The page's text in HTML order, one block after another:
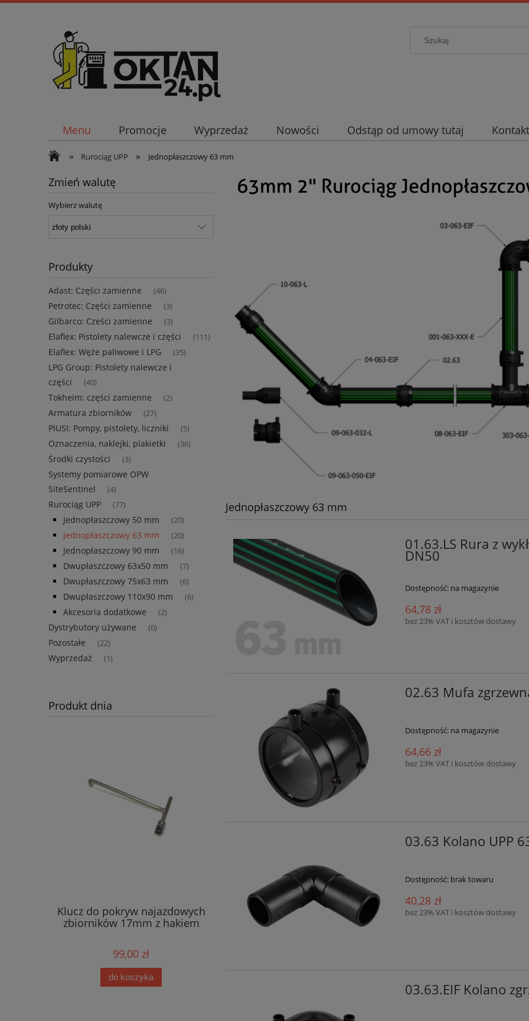
Menu Promocje Wyprzedaż Nowości Odstąp od umowy tutaj Kontakt
» Rurociąg UPP » Jednopłaszczowy 63 mm
Zmień walutę
Wybierz walutę
Produkty
Adast: Części zamienne (46)
Petrotec: Części zamienne (3)
Gilbarco: Cześci zamienne (3)
Elaflex: Pistolety nalewcze i części (111)
Elaflex: Węże paliwowe i LPG (35)
LPG Group: Pistolety nalewcze i
części
(40)
Tokheim: części zamienne (2)
Armatura zbiorników (27)
PIUSI: Pompy, pistolety, liczniki (5)
Oznaczenia, naklejki, plakietki (36)
Środki czystości (3)
Systemy pomiarowe OPW
SiteSentinel
(4)
Rurociąg UPP (77)
Jednopłaszczowy 50 mm (20)
Jednopłaszczowy 63 mm (20)
Jednopłaszczowy 90 mm (16)
Dwupłaszczowy 63x50 mm (7)
Dwupłaszczowy 75x63 mm (6)
Dwupłaszczowy 110x90 mm (6)
Akcesoria dodatkowe (2)
Dystrybutory używane (0)
Pozostałe (22)
Wyprzedaż (1)
Produkt dnia
Klucz do pokryw najazdowych
zbiorników 17mm z hakiem
99,00 zł
do koszyka
Pistolet nalewczy Elaflex ZVA
Slimline 2 (ON)
Wkład filtra paliwa papierowy
Jednopłaszczowy 63 mm
01.63.LS Rura z
DN50
Dostępność: na magazynie
64,78 zł
bez 23% VAT i kosztów dostawy
02.63 Mufa
Dostępność: na magazynie
64,66 zł
bez 23% VAT i kosztów dostawy
03.63 Kolano UPP
Dostępność: brak towaru
40,28 zł
bez 23% VAT i kosztów dostawy
03.63.EIF Kolano